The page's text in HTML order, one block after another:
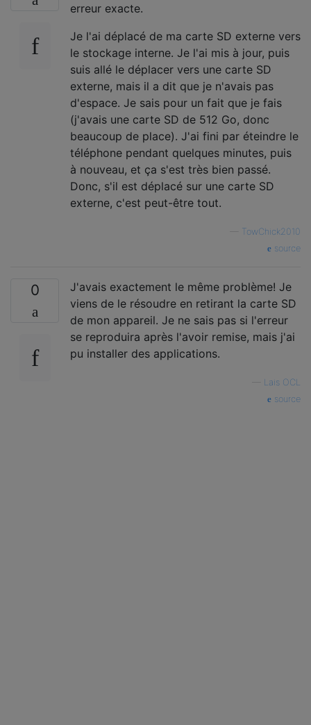
erreur exacte.
Je l'ai déplacé de ma carte SD externe vers
le stockage interne. Je l'ai mis à jour, puis
suis allé le déplacer vers une carte SD
externe, mais il a dit que je n'avais pas
d'espace. Je sais pour un fait que je fais
(j'avais une carte SD de 512 Go, donc
beaucoup de place). J'ai fini par éteindre le
téléphone pendant quelques minutes, puis
à nouveau, et ça s'est très bien passé.
Donc, s'il est déplacé sur une carte SD
externe, c'est peut-être tout.
TowChick2010
source
0
J'avais exactement le même problème! Je
viens de le résoudre en retirant la carte SD
de mon appareil. Je ne sais pas si l'erreur
se reproduira après l'avoir remise, mais j'ai
pu installer des applications.
Lais OCL
source